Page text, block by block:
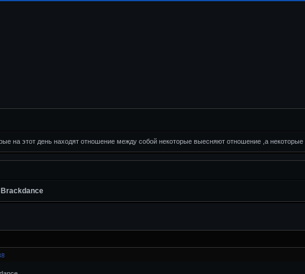
на этот день находят отношение между собой некоторые выесняют отношение ,а некоторые
Brackdance